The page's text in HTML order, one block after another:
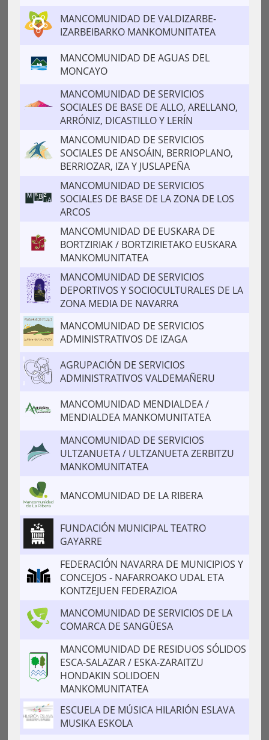
MANCOMUNIDAD DE VALDIZARBE-
IZARBEIBARKO MANKOMUNITATEA
MANCOMUNIDAD DE AGUAS DEL
MONCAYO
MANCOMUNIDAD DE SERVICIOS
SOCIALES DE BASE DE ALLO, ARELLANO,
ARRÓNIZ, DICASTILLO Y LERÍN
MANCOMUNIDAD DE SERVICIOS
SOCIALES DE ANSOÁIN, BERRIOPLANO,
BERRIOZAR, IZA Y JUSLAPEÑA
MANCOMUNIDAD DE SERVICIOS
SOCIALES DE BASE DE LA ZONA DE LOS
ARCOS
MANCOMUNIDAD DE EUSKARA DE
BORTZIRIAK / BORTZIRIETAKO EUSKARA
MANKOMUNITATEA
MANCOMUNIDAD DE SERVICIOS
DEPORTIVOS Y SOCIOCULTURALES DE LA
ZONA MEDIA DE NAVARRA
MANCOMUNIDAD DE SERVICIOS
ADMINISTRATIVOS DE IZAGA
AGRUPACIÓN DE SERVICIOS
ADMINISTRATIVOS VALDEMAÑERU
MANCOMUNIDAD MENDIALDEA /
MENDIALDEA MANKOMUNITATEA
MANCOMUNIDAD DE SERVICIOS
ULTZANUETA / ULTZANUETA ZERBITZU
MANKOMUNITATEA
MANCOMUNIDAD DE LA RIBERA
FUNDACIÓN MUNICIPAL TEATRO
GAYARRE
FEDERACIÓN NAVARRA DE MUNICIPIOS Y
CONCEJOS - NAFARROAKO UDAL ETA
KONTZEJUEN FEDERAZIOA
MANCOMUNIDAD DE SERVICIOS DE LA
COMARCA DE SANGÜESA
MANCOMUNIDAD DE RESIDUOS SÓLIDOS
ESCA-SALAZAR / ESKA-ZARAITZU
HONDAKIN SOLIDOEN
MANKOMUNITATEA
ESCUELA DE MÚSICA HILARIÓN ESLAVA
MUSIKA ESKOLA